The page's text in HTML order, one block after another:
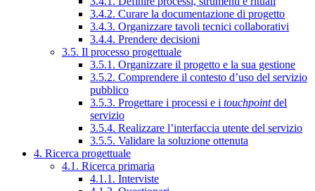
3.4.2. Curare la documentazione di progetto
3.4.3. Organizzare tavoli tecnici collaborativi
3.4.4. Prendere decisioni
3.5. Il processo progettuale
3.5.1. Organizzare il progetto e la sua gestione
3.5.2. Comprendere il contesto d’uso del servizio
pubblico
3.5.3. Progettare i processi e i touchpointdel
servizio
3.5.4. Realizzare l’interfaccia utente del servizio
3.5.5. Validare la soluzione ottenuta
4. Ricerca progettuale
4.1. Ricerca primaria
4.1.1. Interviste